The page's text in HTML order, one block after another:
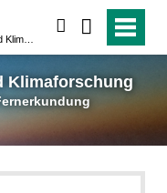
Klimaforschung